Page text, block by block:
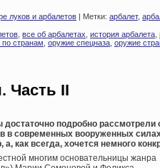
луков и арбалетов | Метки: арбалет,
все об арбалетах история арбалета
по странам оружие спецназа оружие
Часть II
достаточно подробно рассмотрели
в современных вооруженных
как всегда, хочется немного
многим основательницы жанра